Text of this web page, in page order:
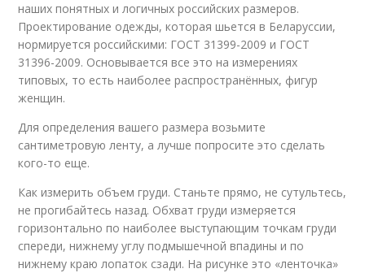
наших понятных и логичных российских размеров.
Проектирование одежды, которая шьется в Беларуссии,
нормируется российскими: ГОСТ 31399-2009 и ГОСТ
31396-2009. Основывается все это на измерениях
типовых, то есть наиболее распространённых, фигур
женщин.
Для определения вашего размера возьмите
сантиметровую ленту, а лучше попросите это сделать
кого-то еще.
Как измерить объем груди. Станьте прямо, не сутультесь,
не прогибайтесь назад. Обхват груди измеряется
горизонтально по наиболее выступающим точкам груди
спереди, нижнему углу подмышечной впадины и по
нижнему краю лопаток сзади. На рисунке это «ленточка»